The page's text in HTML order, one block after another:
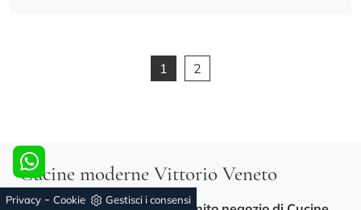
1 2
Cucine moderne Vittorio Veneto
Privacy - Cookie Gestisci i consensi